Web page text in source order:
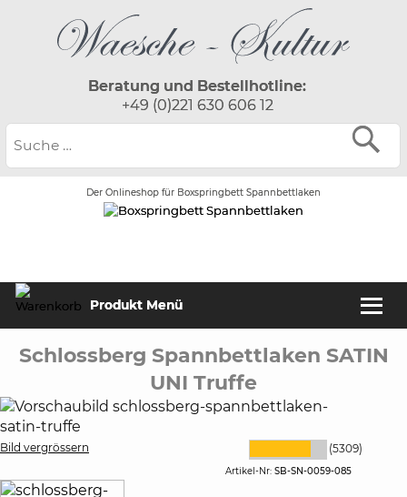
Beratung und Bestellhotline:
+49 (0)221 630 606 12
Der Onlineshop für Boxspringbett Spannbettlaken
Produkt Menü
Schlossberg Spannbettlaken SATIN
UNI Truffe
Bild vergrössern (5309)
Artikel-Nr: SB-SN-0059-085